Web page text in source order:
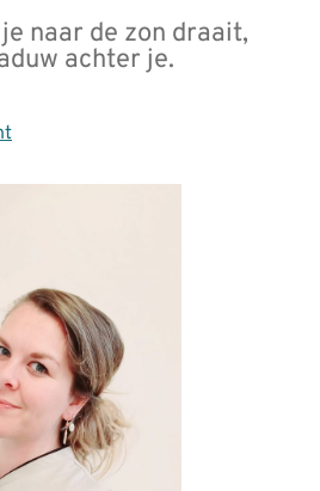
naar de zon draait,
achter je.